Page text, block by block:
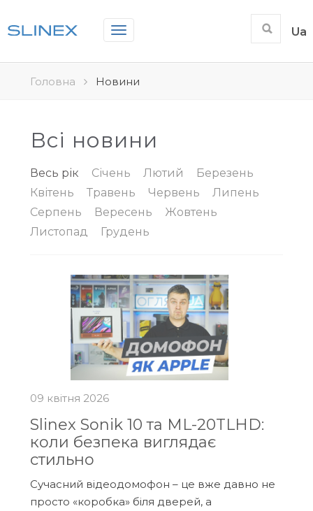
Toggle
navigation
Ua
Головна Новини
Всі новини
Весь рік Січень Лютий
Березень
Квітень
Травень Червень
Липень
Серпень
Вересень
Жовтень
Листопад
Грудень
09 квітня 2026
Slinex Sonik 10 та ML-20TLHD:
коли безпека виглядає
стильно
Сучасний відеодомофон – це вже давно не
просто «коробка» біля дверей, а